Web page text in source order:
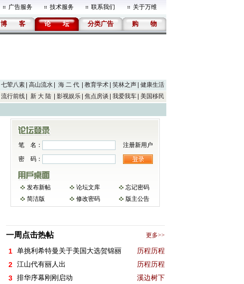
广告服务 技术服务 联系我们 关于万维
博 客 论 坛 分类广告 购 物
七荤八素 高山流水 海 二 代 教育学术 笑林之声
健康生活
流行前线 新 大 陆 影视娱乐 焦点房谈 我爱我车 美国移民
笔 名：
注册新用户
密 码：
发布新帖 论坛文库
忘记密码
简洁版
修改密码 版主公告
一周点击热帖 更多>>
1 单挑利希特曼关于美国大选贺锦丽 历程历程
2 江山代有丽人出 历程历程
3 排华序幕刚刚启动 溪边树下